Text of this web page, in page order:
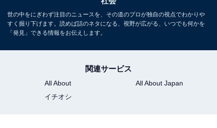
世の中をにぎわず注目のニュースを、その道のプロが独自の視点でわかりや
すく掘り下げます。読めば話のネタになる、視野が広がる、いつでも何かを
「発見」できる情報をお伝えします。
関連サービス
All About
All About Japan
イチオシ